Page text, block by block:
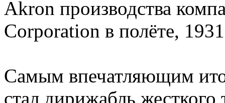
Akron производства
Corporation в полёте,
Самым впечатляющим
стал дирижабль